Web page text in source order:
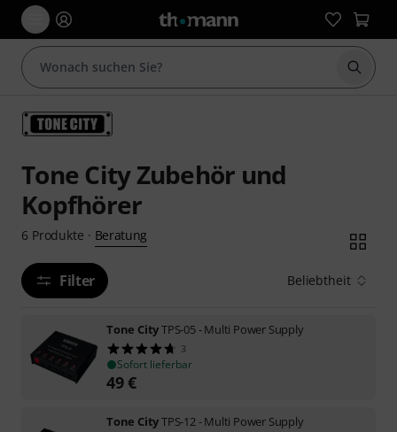
Suche
Tone City Zubehör und
Kopfhörer
6 Produkte · Beratung
Filter Beliebtheit
Tone CityTPS-05 - Multi Power Supply
3
Sofort lieferbar
49€
Tone CityTPS-12 - Multi Power Supply